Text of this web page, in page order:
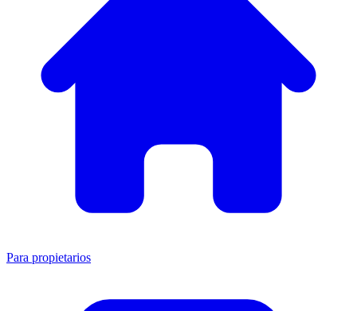
Para propietarios